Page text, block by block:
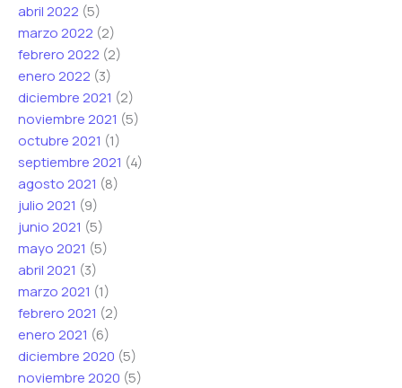
abril 2022 (5)
marzo 2022 (2)
febrero 2022 (2)
enero 2022 (3)
diciembre 2021 (2)
noviembre 2021 (5)
octubre 2021 (1)
septiembre 2021 (4)
agosto 2021 (8)
julio 2021 (9)
junio 2021 (5)
mayo 2021 (5)
abril 2021 (3)
marzo 2021 (1)
febrero 2021 (2)
enero 2021 (6)
diciembre 2020 (5)
noviembre 2020 (5)